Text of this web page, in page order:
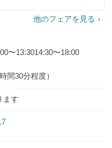
他のフェアを見る
〜13:3014:30〜18:00
間30分程度）
ます